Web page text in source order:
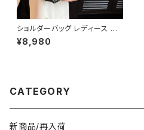
ショルダーバッグ レディース ツ
イードバッグ ミニバッグ ハンド
バッグ ワンショルダーバッグ カ
¥8,980
CATEGORY
新商品/再入荷